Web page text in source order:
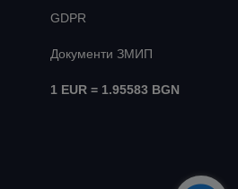
GDPR
Документи ЗМИП
1 EUR = 1.95583 BGN